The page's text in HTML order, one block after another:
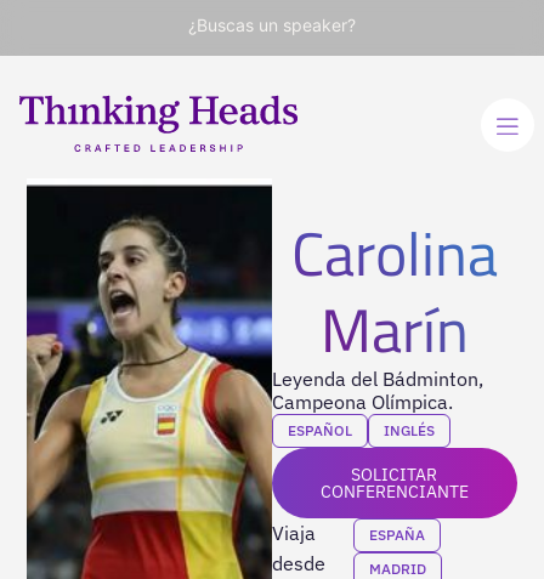
¿Buscas un speaker?
Carolina
Marín
Leyenda del Bádminton,
Campeona Olímpica.
ESPAÑOL INGLÉS
SOLICITAR
CONFERENCIANTE
Viaja
desde
ESPAÑA
MADRID